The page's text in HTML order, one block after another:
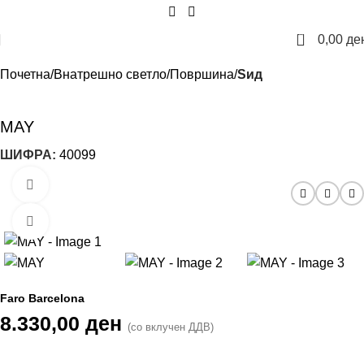
0 0,00
Почетна Внатрешно светло Површина Sид
MAY
ШИФРА: 40099
Faro Barcelona
8.330,00 ден (со вклучен ДДВ)